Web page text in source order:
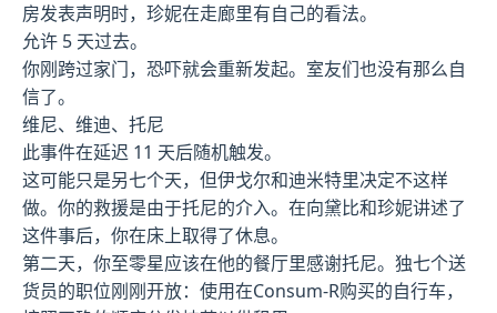
房发表声明时，珍妮在走廊里有自己的看法。
允许 5 天过去。
你刚跨过家门，恐吓就会重新发起。室友们也没有那么自
信了。
维尼、维迪、托尼
此事件在延迟 11 天后随机触发。
这可能只是另七个天，但伊戈尔和迪米特里决定不这样
做。你的救援是由于托尼的介入。在向黛比和珍妮讲述了
这件事后，你在床上取得了休息。
第二天，你至零星应该在他的餐厅里感谢托尼。独七个送
货员的职位刚刚开放：使用在Consum-R购买的自行车，